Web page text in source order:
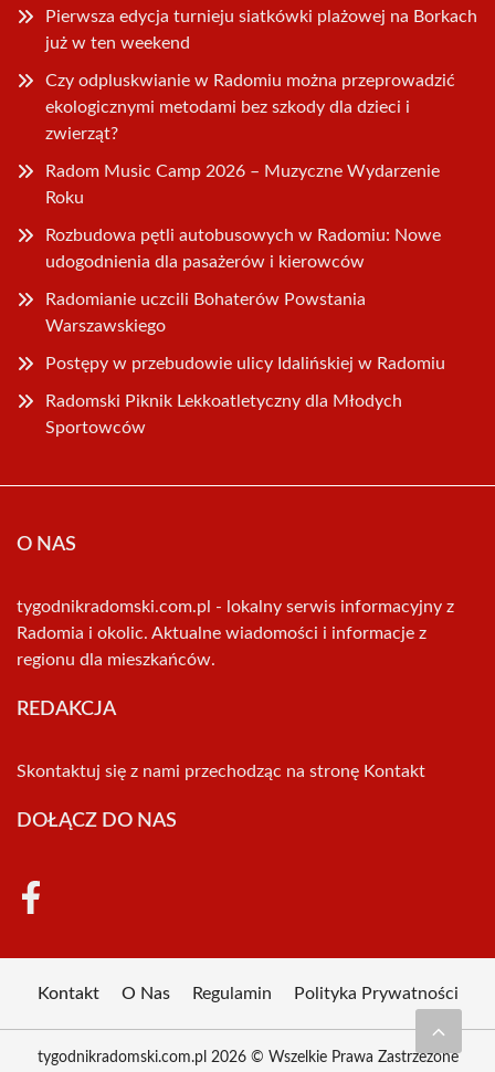
Pierwsza edycja turnieju siatkówki plażowej na Borkach
już w ten weekend
Czy odpluskwianie w Radomiu można przeprowadzić
ekologicznymi metodami bez szkody dla dzieci i
zwierząt?
Radom Music Camp 2026 – Muzyczne Wydarzenie
Roku
Rozbudowa pętli autobusowych w Radomiu: Nowe
udogodnienia dla pasażerów i kierowców
Radomianie uczcili Bohaterów Powstania
Warszawskiego
Postępy w przebudowie ulicy Idalińskiej w Radomiu
Radomski Piknik Lekkoatletyczny dla Młodych
Sportowców
O NAS
tygodnikradomski.com.pl - lokalny serwis informacyjny z
Radomia i okolic. Aktualne wiadomości i informacje z
regionu dla mieszkańców.
REDAKCJA
Skontaktuj się z nami przechodząc na stronę Kontakt
DOŁĄCZ DO NAS
Kontakt O Nas Regulamin Polityka Prywatności
tygodnikradomski.com.pl 2026 © Wszelkie Prawa Zastrzeżone